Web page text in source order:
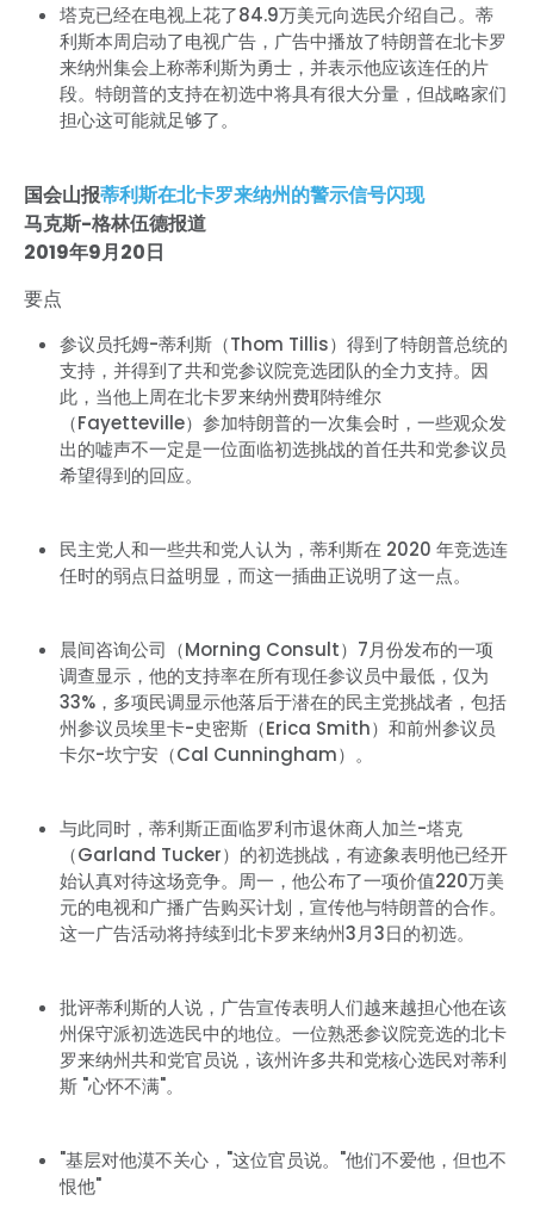
塔克已经在电视上花了84.9万美元向选民介绍自己。蒂
利斯本周启动了电视广告，广告中播放了特朗普在北卡罗
来纳州集会上称蒂利斯为勇士，并表示他应该连任的片
段。特朗普的支持在初选中将具有很大分量，但战略家们
担心这可能就足够了。
国会山报蒂利斯在北卡罗来纳州的警示信号闪现
马克斯-格林伍德报道
2019年9月20日
要点
参议员托姆-蒂利斯（Thom Tillis）得到了特朗普总统的
支持，并得到了共和党参议院竞选团队的全力支持。因
此，当他上周在北卡罗来纳州费耶特维尔
（Fayetteville）参加特朗普的一次集会时，一些观众发
出的嘘声不一定是一位面临初选挑战的首任共和党参议员
希望得到的回应。
民主党人和一些共和党人认为，蒂利斯在 2020 年竞选连
任时的弱点日益明显，而这一插曲正说明了这一点。
晨间咨询公司（Morning Consult）7月份发布的一项
调查显示，他的支持率在所有现任参议员中最低，仅为
33%，多项民调显示他落后于潜在的民主党挑战者，包括
州参议员埃里卡-史密斯（Erica Smith）和前州参议员
卡尔-坎宁安（Cal Cunningham）。
与此同时，蒂利斯正面临罗利市退休商人加兰-塔克
（Garland Tucker）的初选挑战，有迹象表明他已经开
始认真对待这场竞争。周一，他公布了一项价值220万美
元的电视和广播广告购买计划，宣传他与特朗普的合作。
这一广告活动将持续到北卡罗来纳州3月3日的初选。
批评蒂利斯的人说，广告宣传表明人们越来越担心他在该
州保守派初选选民中的地位。一位熟悉参议院竞选的北卡
罗来纳州共和党官员说，该州许多共和党核心选民对蒂利
斯 "心怀不满"。
"基层对他漠不关心，"这位官员说。"他们不爱他，但也不
恨他"